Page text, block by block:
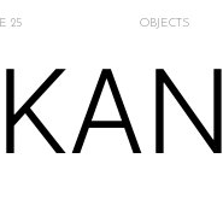
25 OBJECTS